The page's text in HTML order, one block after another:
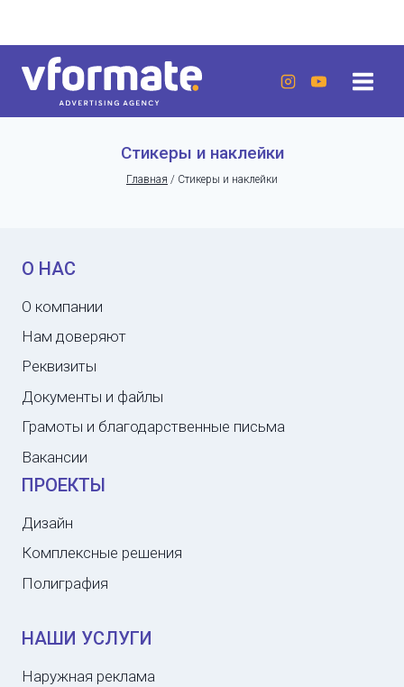
содержанию
Стикеры и наклейки
Главная / Стикеры и наклейки
О НАС
О компании
Нам доверяют
Реквизиты
Документы и файлы
Грамоты и благодарственные письма
Вакансии
ПРОЕКТЫ
Дизайн
Комплексные решения
Полиграфия
НАШИ УСЛУГИ
Наружная реклама